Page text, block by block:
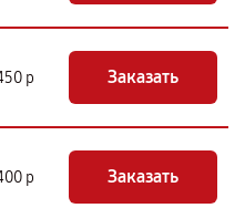
р Заказать
р Заказать